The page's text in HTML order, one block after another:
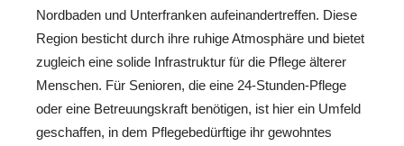
Nordbaden und Unterfranken aufeinandertreffen. Diese
Region besticht durch ihre ruhige Atmosphäre und bietet
zugleich eine solide Infrastruktur für die Pflege älterer
Menschen. Für Senioren, die eine 24-Stunden-Pflege
oder eine Betreuungskraft benötigen, ist hier ein Umfeld
geschaffen, in dem Pflegebedürftige ihr gewohntes